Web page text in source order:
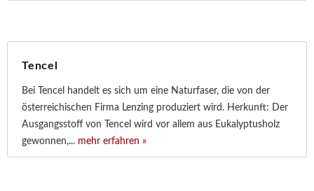
Tencel
Bei Tencel handelt es sich um eine Naturfaser, die von der
österreichischen Firma Lenzing produziert wird. Herkunft: Der
Ausgangsstoff von Tencel wird vor allem aus Eukalyptusholz
gewonnen,... mehr erfahren »